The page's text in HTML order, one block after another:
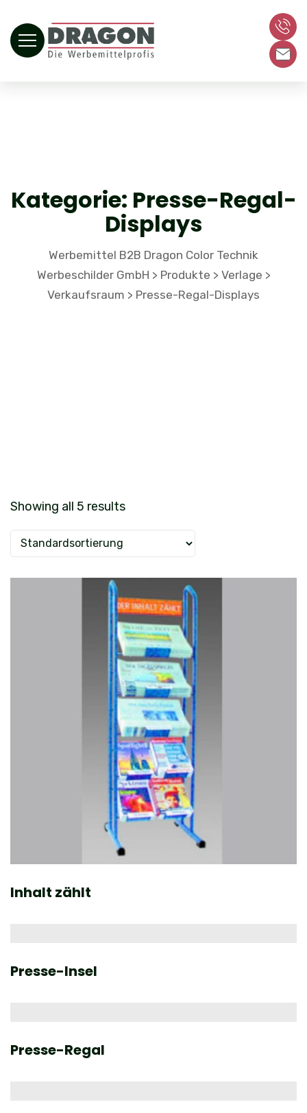
Kategorie: Presse-Regal-
Displays
Werbemittel B2B Dragon Color Technik
Werbeschilder GmbH > Produkte > Verlage >
Verkaufsraum > Presse-Regal-Displays
Showing all 5 results
Inhalt zählt
Presse-Insel
Presse-Regal